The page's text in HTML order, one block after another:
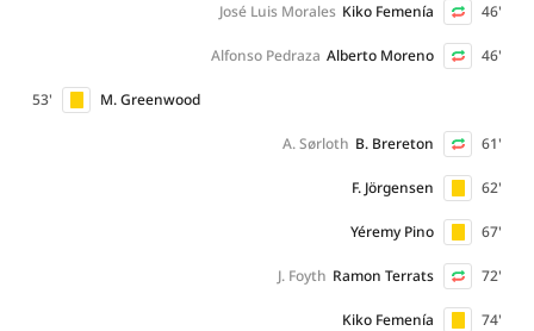
46'
Kiko Femenía
José Luis Morales
46'
Alberto Moreno
Alfonso Pedraza
53' M. Greenwood
61'
B. Brereton
A. Sørloth
62'
F. Jörgensen
67'
Yéremy Pino
72'
Ramon Terrats
J. Foyth
74'
Kiko Femenía